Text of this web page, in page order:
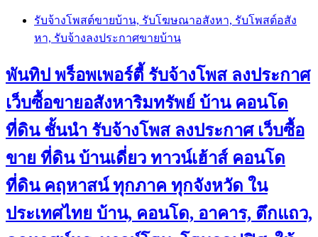
Skip
content
รับจ้างโพสต์ขายบ้าน, รับโฆษณาอสังหา, รับโพสต์อสัง
หา, รับจ้างลงประกาศขายบ้าน
พันทิป พร็อพเพอร์ตี้ รับจ้างโพส ลงประกาศ
เว็บซื้อขายอสังหาริมทรัพย์ บ้าน คอนโด
ที่ดิน ชั้นนำ รับจ้างโพส ลงประกาศ เว็บซื้อ
ขาย ที่ดิน บ้านเดี่ยว ทาวน์เฮ้าส์ คอนโด
ที่ดิน คฤหาสน์ ทุกภาค ทุกจังหวัด ใน
ประเทศไทย บ้าน, คอนโด, อาคาร, ตึกแถว,